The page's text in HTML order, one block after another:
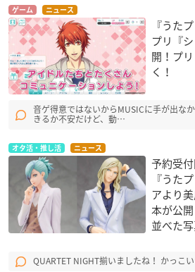
ゲーム ニュース
『うた
プリ『
開！プ
く！
音ゲ得意ではないからMUSICに手が出な
きるか不安だけど、動…
オタ活・推し活 ニュース
予約受
『うた
アより
本が公
並べた写
QUARTET NIGHT揃いましたね！ かっこ